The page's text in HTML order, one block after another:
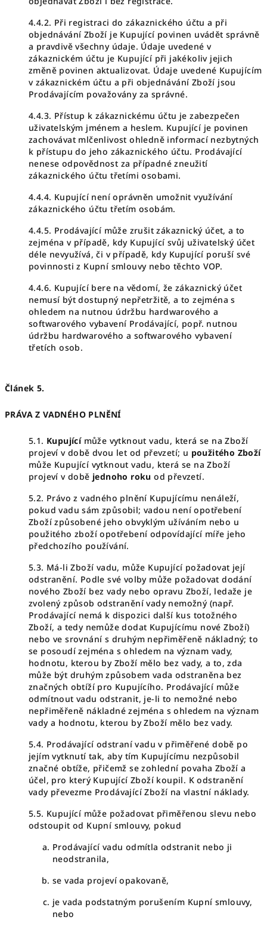
4.4.2. Při registraci do zákaznického účtu a při
objednávání Zboží je Kupující povinen uvádět správně
a pravdivě všechny údaje. Údaje uvedené v
zákaznickém účtu je Kupující při jakékoliv jejich
změně povinen aktualizovat. Údaje uvedené Kupujícím
v zákaznickém účtu a při objednávání Zboží jsou
Prodávajícím považovány za správné.
4.4.3. Přístup k zákaznickému účtu je zabezpečen
uživatelským jménem a heslem. Kupující je povinen
zachovávat mlčenlivost ohledně informací nezbytných
k přístupu do jeho zákaznického účtu. Prodávající
nenese odpovědnost za případné zneužití
zákaznického účtu třetími osobami.
4.4.4. Kupující není oprávněn umožnit využívání
zákaznického účtu třetím osobám.
4.4.5. Prodávající může zrušit zákaznický účet, a to
zejména v případě, kdy Kupující svůj uživatelský účet
déle nevyužívá, či v případě, kdy Kupující poruší své
povinnosti z Kupní smlouvy nebo těchto VOP.
4.4.6. Kupující bere na vědomí, že zákaznický účet
nemusí být dostupný nepřetržitě, a to zejména s
ohledem na nutnou údržbu hardwarového a
softwarového vybavení Prodávající, popř. nutnou
údržbu hardwarového a softwarového vybavení
třetích osob.
Článek 5.
PRÁVA Z VADNÉHO PLNĚNÍ
5.1. Kupujícímůže vytknout vadu, která se na Zboží
projeví v době dvou let od převzetí; u použitého Zboží
může Kupující vytknout vadu, která se na Zboží
projeví v době jednoho roku od převzetí.
5.2. Právo z vadného plnění Kupujícímu nenáleží,
pokud vadu sám způsobil; vadou není opotřebení
Zboží způsobené jeho obvyklým užíváním nebo u
použitého zboží opotřebení odpovídající míře jeho
předchozího používání.
5.3. Má-li Zboží vadu, může Kupující požadovat její
odstranění. Podle své volby může požadovat dodání
nového Zboží bez vady nebo opravu Zboží, ledaže je
zvolený způsob odstranění vady nemožný (např.
Prodávající nemá k dispozici další kus totožného
Zboží, a tedy nemůže dodat Kupujícímu nové Zboží)
nebo ve srovnání s druhým nepřiměřeně nákladný; to
se posoudí zejména s ohledem na význam vady,
hodnotu, kterou by Zboží mělo bez vady, a to, zda
může být druhým způsobem vada odstraněna bez
značných obtíží pro Kupujícího. Prodávající může
odmítnout vadu odstranit, je-li to nemožné nebo
nepřiměřeně nákladné zejména s ohledem na význam
vady a hodnotu, kterou by Zboží mělo bez vady.
5.4. Prodávající odstraní vadu v přiměřené době po
jejím vytknutí tak, aby tím Kupujícímu nezpůsobil
značné obtíže, přičemž se zohlední povaha Zboží a
účel, pro který Kupující Zboží koupil. K odstranění
vady převezme Prodávající Zboží na vlastní náklady.
5.5. Kupující může požadovat přiměřenou slevu nebo
odstoupit od Kupní smlouvy, pokud
Prodávající vadu odmítla odstranit nebo ji
neodstranila,
se vada projeví opakovaně,
je vada podstatným porušením Kupní smlouvy,
nebo